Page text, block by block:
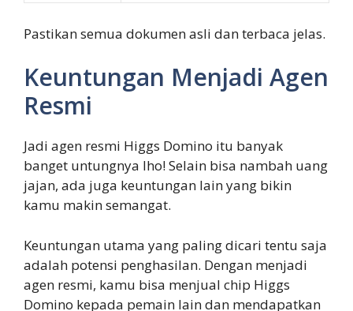
Pastikan semua dokumen asli dan terbaca jelas.
Keuntungan Menjadi Agen
Resmi
Jadi agen resmi Higgs Domino itu banyak
banget untungnya lho! Selain bisa nambah uang
jajan, ada juga keuntungan lain yang bikin
kamu makin semangat.
Keuntungan utama yang paling dicari tentu saja
adalah potensi penghasilan. Dengan menjadi
agen resmi, kamu bisa menjual chip Higgs
Domino kepada pemain lain dan mendapatkan